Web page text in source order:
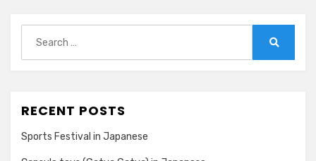
for:
RECENT POSTS
Sports Festival in Japanese